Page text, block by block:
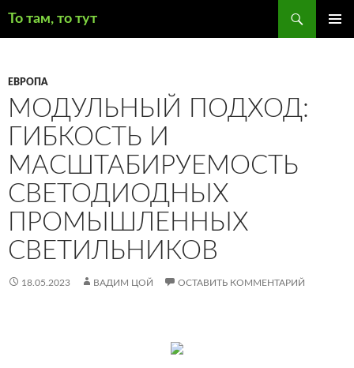
То там, то тут
ЕВРОПА
МОДУЛЬНЫЙ ПОДХОД:
ГИБКОСТЬ И
МАСШТАБИРУЕМОСТЬ
СВЕТОДИОДНЫХ
ПРОМЫШЛЕННЫХ
СВЕТИЛЬНИКОВ
18.05.2023 ВАДИМ ЦОЙ ОСТАВИТЬ КОММЕНТАРИЙ